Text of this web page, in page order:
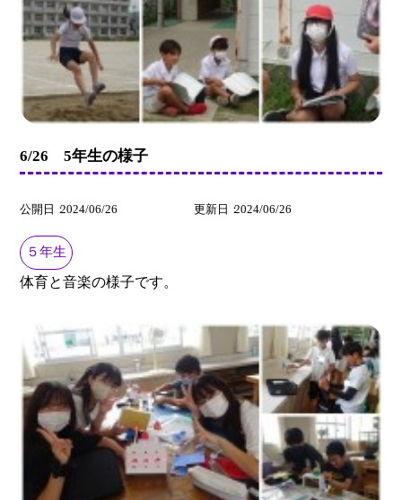
6/26 5年生の様子
公開日 2024/06/26 更新日 2024/06/26
５年生
体育と音楽の様子です。